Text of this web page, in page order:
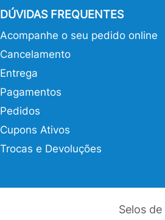
DÚVIDAS FREQUENTES
Acompanhe o seu pedido online
Cancelamento
Entrega
Pagamentos
Pedidos
Cupons Ativos
Trocas e Devoluções
Selos